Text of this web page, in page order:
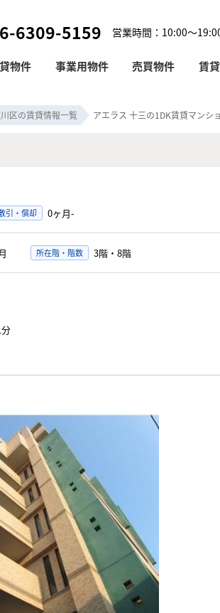
6309-5159 営業時間：10:00～
物件 事業用物件 売買物件 賃
区の賃貸情報一覧 アエラス 十三の1DK賃貸マンシ
引・償却 0ヶ月-
所在階・階数 3階・8階